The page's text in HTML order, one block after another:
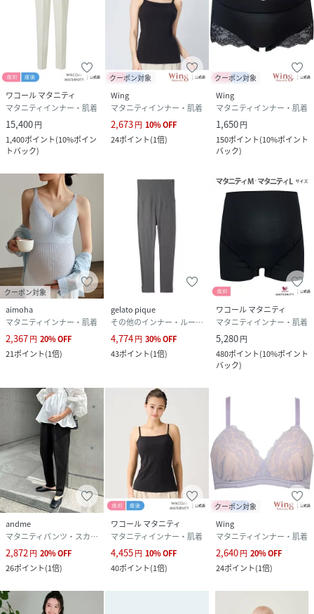
■洗濯に関する注意事項
・色の違うものと一緒に洗濯したり、長時間洗剤につけ置き
洗いをしないでください。
・長時間濡れた状態で放置しないでください。
・液温は40℃を限度。
・手洗いしてください。
補整下着 補正下着 補正 補整 レディース レギンス
マタニティインナー
マタニティ用 マタニティレギンス マタニティ下着 妊
婦 妊娠 黒
くい込みにくい 着圧 段階着圧 ヒップアップ 冷え防
止 深履き
性別タイプ レディース
原産国
素材
ナイロン・ポリウレタン アルガン加工（保湿
効果が期待できます）
クリーニング 手洗い推奨
品番
MJ5978_1430
1430-043-M MJ5978
ワコール マタニティ
マタニティインナー・肌着
15,400円
1,400ポイント(10%ポイン
トバック)
クーポン対象
Wing
マタニティインナー・肌着
2,673円 10%OFF
24ポイント(1倍)
クーポン対象
Wing
マタニティインナー・肌着
1,650円
150ポイント(10%ポイント
バック)
クーポン対象
aimoha
マタニティインナー・肌着
2,367円 20%OFF
21ポイント(1倍)
gelato pique
その他のインナー・ルームウェア
4,774円 30%OFF
43ポイント(1倍)
ワコール マタニティ
マタニティインナー・肌着
5,280円
480ポイント(10%ポイント
バック)
andme
マタニティパンツ・スカート
2,872 円 20%OFF
26ポイント(1倍)
ワコール マタニティ
マタニティインナー・肌着
4,455円 10%OFF
40ポイント(1倍)
クーポン対象
Wing
マタニティインナー・肌着
2,640円 20%OFF
24ポイント(1倍)